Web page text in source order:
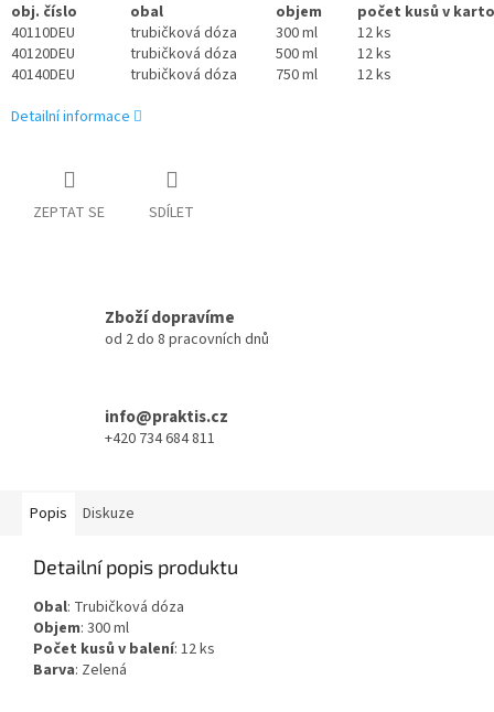
obj. číslo
obal objem
počet kusů v
40110DEU
trubičková dóza 300 ml
12 ks
40120DEU
trubičková dóza 500 ml
12 ks
40140DEU
trubičková dóza 750 ml
12 ks
Detailní informace
ZEPTAT SE SDÍLET
Zboží dopravíme
od 2 do 8 pracovních dnů
info@praktis.cz
+420 734 684 811
Popis Diskuze
Detailní popis produktu
Obal: Trubičková dóza
Objem: 300 ml
Počet kusů v balení: 12 ks
Barva: Zelená